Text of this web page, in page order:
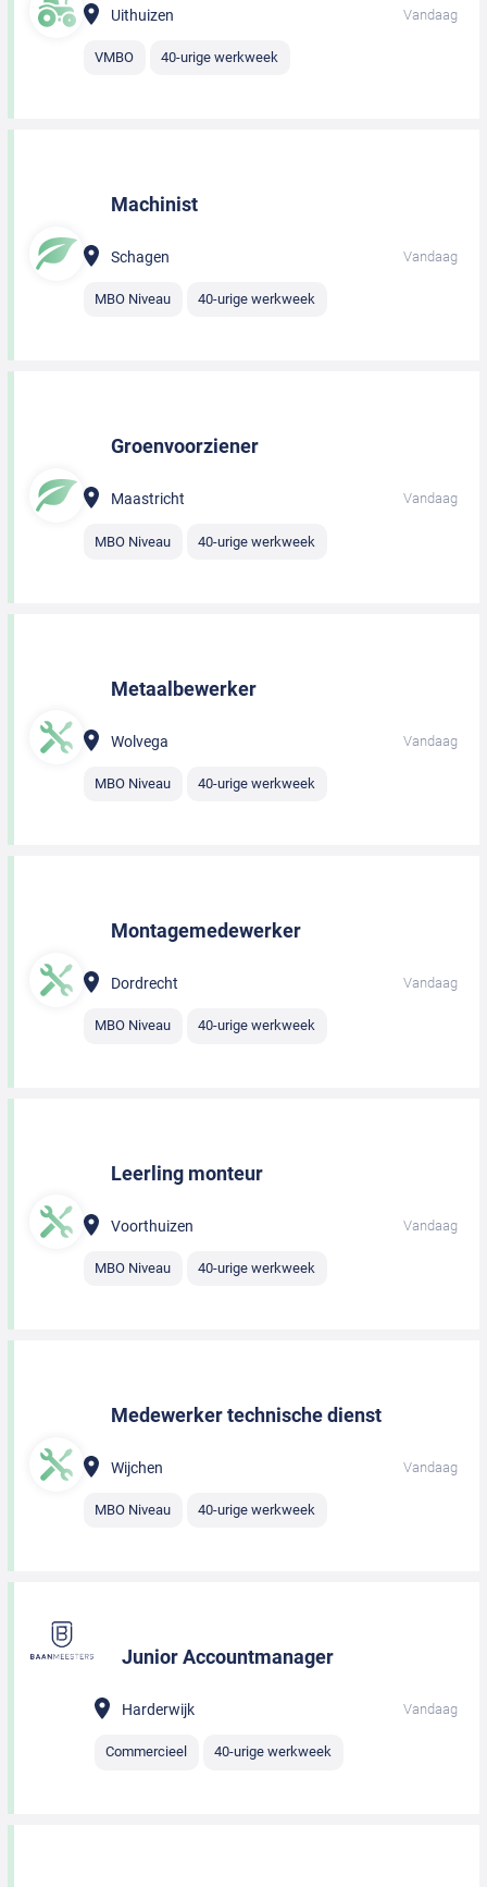
Uithuizen Vandaag
VMBO 40-urige werkweek
Machinist
Schagen Vandaag
MBO Niveau 40-urige werkweek
Groenvoorziener
Maastricht Vandaag
MBO Niveau 40-urige werkweek
Metaalbewerker
Wolvega Vandaag
MBO Niveau 40-urige werkweek
Montagemedewerker
Dordrecht Vandaag
MBO Niveau 40-urige werkweek
Leerling monteur
Voorthuizen Vandaag
MBO Niveau 40-urige werkweek
Medewerker technische dienst
Wijchen Vandaag
MBO Niveau 40-urige werkweek
Junior Accountmanager
Harderwijk Vandaag
Commercieel 40-urige werkweek